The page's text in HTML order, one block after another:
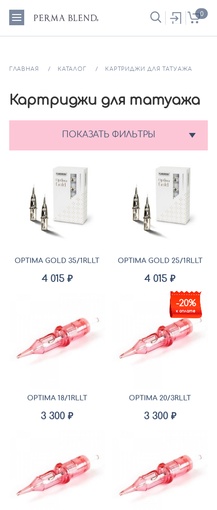
0
ГЛАВНАЯ КАТАЛОГ КАРТРИДЖИ ДЛЯ ТАТУАЖА
Картриджи для татуажа
ПОКАЗАТЬ ФИЛЬТРЫ
OPTIMA GOLD 35/1RLLT
4 015 ₽
OPTIMA GOLD 25/1RLLT
4 015 ₽
OPTIMA 18/1RLLT
3 300 ₽
-20%
к оплате
OPTIMA 20/3RLLT
3 300 ₽